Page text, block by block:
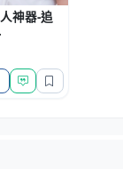
神器-追